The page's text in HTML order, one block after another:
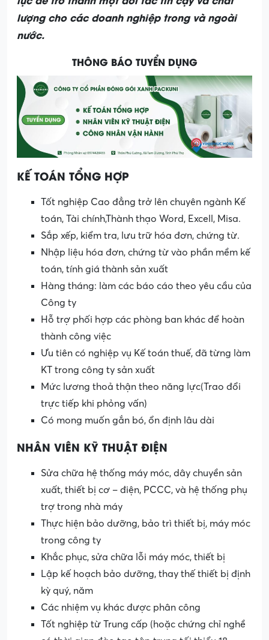
lượng cho các doanh nghiệp trong và ngoài
nước.
THÔNG BÁO TUYỂN DỤNG
KẾ TOÁN TỔNG HỢP
Tốt nghiệp Cao đẳng trở lên chuyên ngành Kế
toán, Tài chính,Thành thạo Word, Excell, Misa.
Sắp xếp, kiểm tra, lưu trữ hóa đơn, chứng từ.
Nhập liệu hóa đơn, chứng từ vào phần mềm kế
toán, tính giá thành sản xuất
Hàng tháng: làm các báo cáo theo yêu cầu của
Công ty
Hỗ trợ phối hợp các phòng ban khác để hoàn
thành công việc
Ưu tiên có nghiệp vụ Kế toán thuế, đã từng làm
KT trong công ty sản xuất
Mức lương thoả thận theo năng lực(Trao đổi
trực tiếp khi phỏng vấn)
Có mong muốn gắn bó, ổn định lâu dài
NHÂN VIÊN KỸ THUẬT ĐIỆN
Sửa chữa hệ thống máy móc, dây chuyền sản
xuất, thiết bị cơ – điện, PCCC, và hệ thống phụ
trợ trong nhà máy
Thực hiện bảo dưỡng, bảo trì thiết bị, máy móc
trong công ty
Khắc phục, sửa chữa lỗi máy móc, thiết bị
Lập kế hoạch bảo dưỡng, thay thế thiết bị định
kỳ quý, năm
Các nhiệm vụ khác được phân công
Tốt nghiệp từ Trung cấp (hoặc chứng chỉ nghề